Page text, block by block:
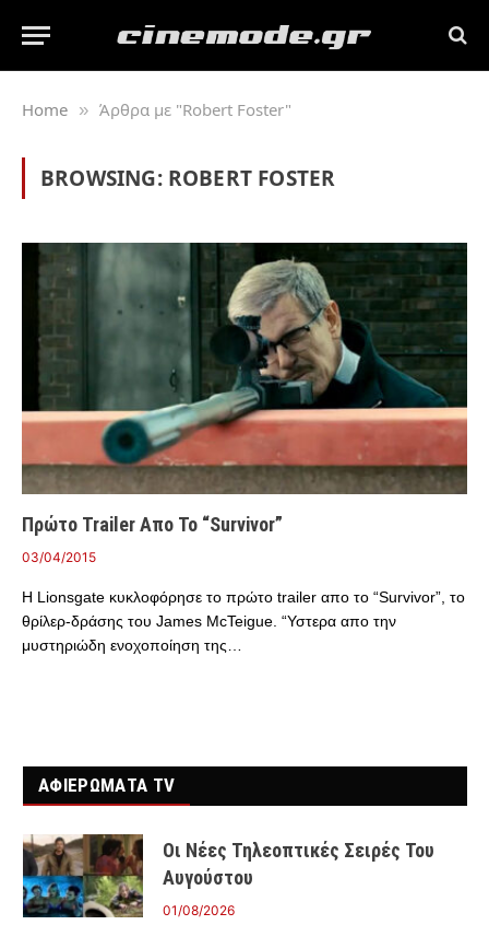
Home » Άρθρα με "Robert Foster"
BROWSING: ROBERT FOSTER
Πρώτο Trailer Απο Το “Survivor”
03/04/2015
Η Lionsgate κυκλοφόρησε το πρώτο trailer απο το “Survivor”, το
θρίλερ-δράσης του James McTeigue. “Υστερα απο την
μυστηριώδη ενοχοποίηση της…
ΑΦΙΕΡΩΜΑΤΑ TV
Οι Νέες Τηλεοπτικές Σειρές Του
Αυγούστου
01/08/2026